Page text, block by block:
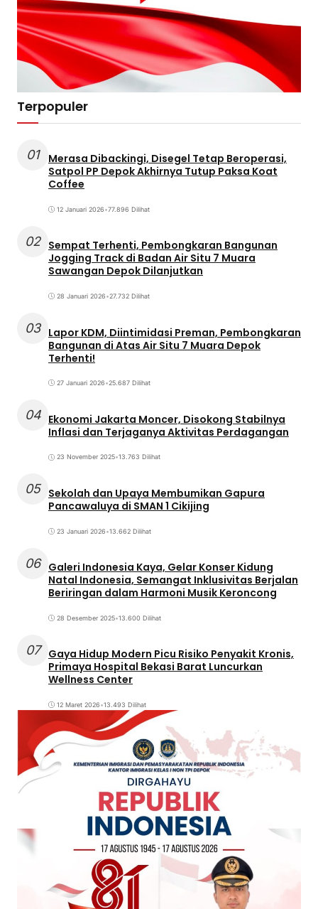
Terpopuler
01
Merasa Dibackingi, Disegel Tetap Beroperasi,
Satpol PP Depok Akhirnya Tutup Paksa Koat
Coffee
12 Januari 2026•77.896 Dilihat
02 Sempat Terhenti, Pembongkaran Bangunan
Jogging Track di Badan Air Situ 7 Muara
Sawangan Depok Dilanjutkan
28 Januari 2026•27.732 Dilihat
03 Lapor KDM, Diintimidasi Preman, Pembongkaran
Bangunan di Atas Air Situ 7 Muara Depok
Terhenti!
27 Januari 2026•25.687 Dilihat
04 Ekonomi Jakarta Moncer, Disokong Stabilnya
Inflasi dan Terjaganya Aktivitas Perdagangan
23 November 2025•13.763 Dilihat
05 Sekolah dan Upaya Membumikan Gapura
Pancawaluya di SMAN 1 Cikijing
23 Januari 2026•13.662 Dilihat
06 Galeri Indonesia Kaya, Gelar Konser Kidung
Natal Indonesia, Semangat Inklusivitas Berjalan
Beriringan dalam Harmoni Musik Keroncong
28 Desember 2025•13.600 Dilihat
07
Gaya Hidup Modern Picu Risiko Penyakit Kronis,
Primaya Hospital Bekasi Barat Luncurkan
Wellness Center
12 Maret 2026•13.493 Dilihat